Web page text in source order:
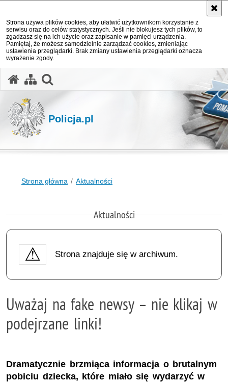
Strona używa plików cookies, aby ułatwić użytkownikom korzystanie z
serwisu oraz do celów statystycznych. Jeśli nie blokujesz tych plików, to
zgadzasz się na ich użycie oraz zapisanie w pamięci urządzenia.
Pamiętaj, że możesz samodzielnie zarządzać cookies, zmieniając
ustawienia przeglądarki. Brak zmiany ustawienia przeglądarki oznacza
wyrażenie zgody.
Policja.pl
Strona główna Aktualności
Aktualności
Strona znajduje się w archiwum.
Uważaj na fake newsy – nie klikaj w
podejrzane linki!
Dramatycznie brzmiąca informacja o brutalnym
pobiciu dziecka, które miało się wydarzyć w